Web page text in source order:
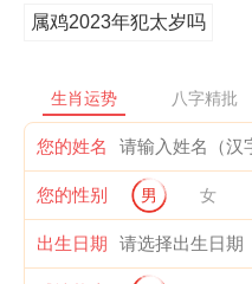
属鸡2023年犯太岁吗
生肖运势 八字精批
您的姓名
您的性别 男 女
出生日期